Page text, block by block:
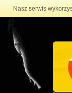
Nasz serwis